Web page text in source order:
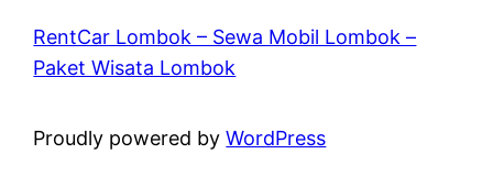
RentCar Lombok – Sewa Mobil Lombok –
Paket Wisata Lombok
Proudly powered byWordPress